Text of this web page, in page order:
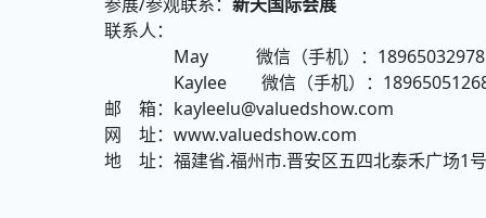
联系人：
May 微信（手机）：18965032978
Kaylee 微信（手机）：18965051268
邮 箱：kayleelu@valuedshow.com
网 址：www.valuedshow.com
地 址：福建省.福州市.晋安区五四北泰禾广场1